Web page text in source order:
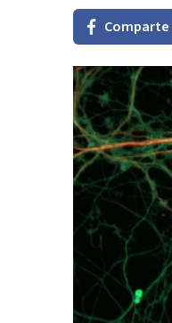
Comparte